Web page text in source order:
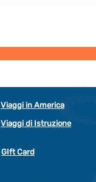
Viaggi in America
Viaggi di Istruzione
GIft Card